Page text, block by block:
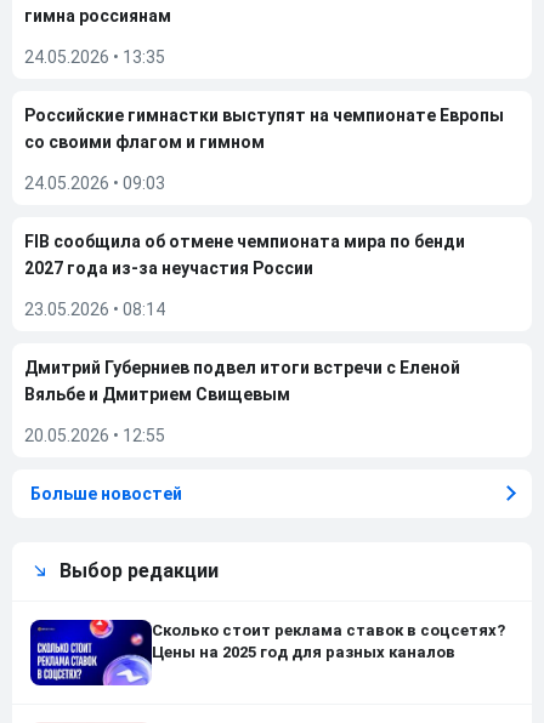
гимна россиянам
24.05.2026 • 13:35
Российские гимнастки выступят на чемпионате Европы
со своими флагом и гимном
24.05.2026 • 09:03
FIB сообщила об отмене чемпионата мира по бенди
2027 года из-за неучастия России
23.05.2026 • 08:14
Дмитрий Губерниев подвел итоги встречи с Еленой
Вяльбе и Дмитрием Свищевым
20.05.2026 • 12:55
Больше новостей
Выбор редакции
Сколько стоит реклама ставок в соцсетях?
Цены на 2025 год для разных каналов